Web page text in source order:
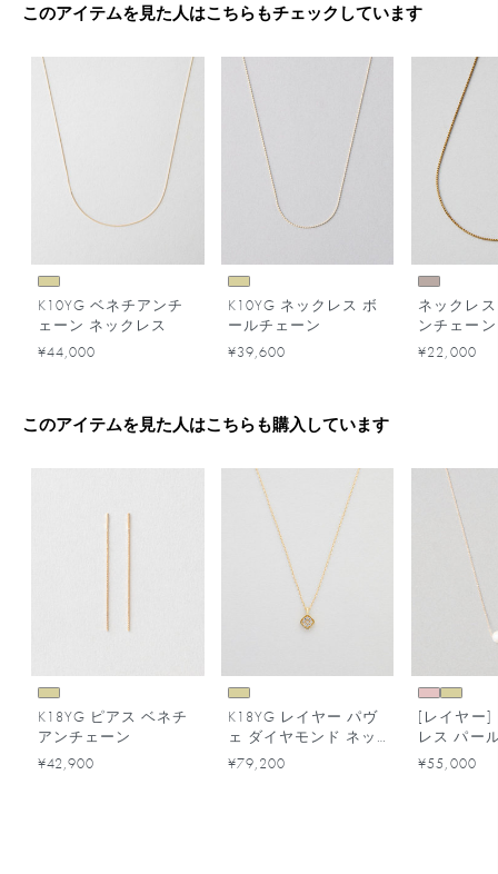
このアイテムを見た人はこちらもチェックしています
K10YG ベネチアンチ
ェーン ネックレス
¥44,000
K10YG ネックレス ボ
ールチェーン
¥39,600
ネックレ
ンチェーン
¥22,000
このアイテムを見た人はこちらも購入しています
K18YG ピアス ベネチ
アンチェーン
¥42,900
K18YG レイヤー パヴ
ェ ダイヤモンド ネッ
クレス
¥79,200
[レイヤー]
レス パー
¥55,000